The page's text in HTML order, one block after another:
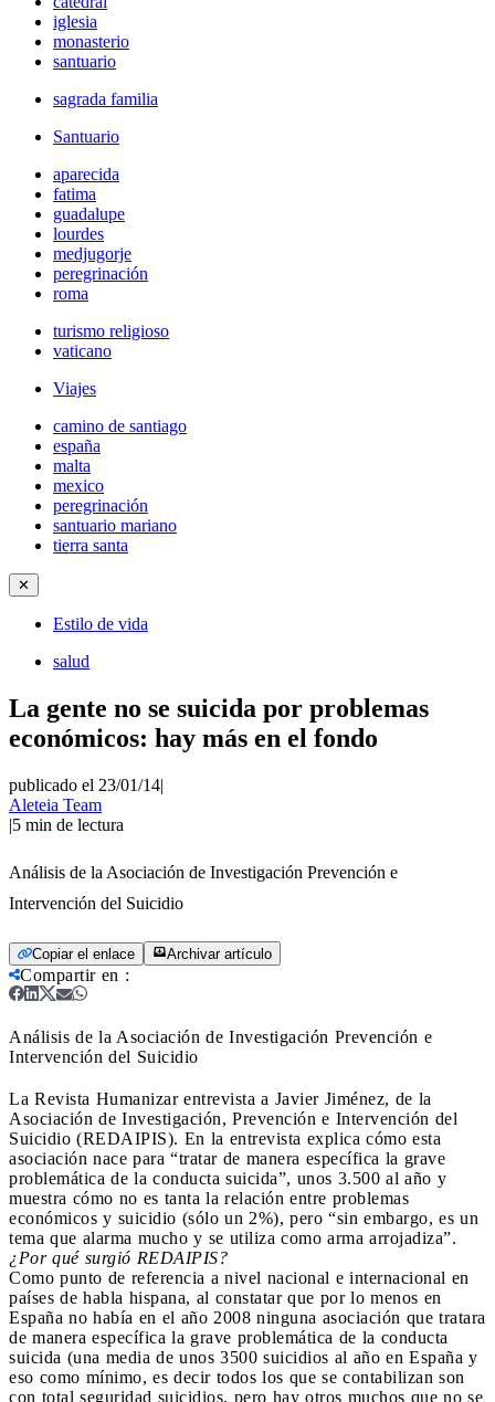
iglesia
monasterio
santuario
sagrada familia
Santuario
aparecida
fatima
guadalupe
lourdes
medjugorje
peregrinación
roma
turismo religioso
vaticano
Viajes
camino de santiago
españa
malta
mexico
peregrinación
santuario mariano
tierra santa
✕
Estilo de vida
salud
La gente no se suicida por problemas
económicos: hay más en el fondo
publicado el 23/01/14|
Aleteia Team
|5 min de lectura
Análisis de la Asociación de Investigación Prevención e
Intervención del Suicidio
Copiar el enlace Archivar artículo
Compartir en :
Análisis de la Asociación de Investigación Prevención e
Intervención del Suicidio
La Revista Humanizar entrevista a Javier Jiménez, de la
Asociación de Investigación, Prevención e Intervención del
Suicidio (REDAIPIS). En la entrevista explica cómo esta
asociación nace para “tratar de manera específica la grave
problemática de la conducta suicida”, unos 3.500 al año y
muestra cómo no es tanta la relación entre problemas
económicos y suicidio (sólo un 2%), pero “sin embargo, es un
tema que alarma mucho y se utiliza como arma arrojadiza”.
¿Por qué surgió REDAIPIS?
Como punto de referencia a nivel nacional e internacional en
países de habla hispana, al constatar que por lo menos en
España no había en el año 2008 ninguna asociación que tratara
de manera específica la grave problemática de la conducta
suicida (una media de unos 3500 suicidios al año en España y
eso como mínimo, es decir todos los que se contabilizan son
con total seguridad suicidios, pero hay otros muchos que no se